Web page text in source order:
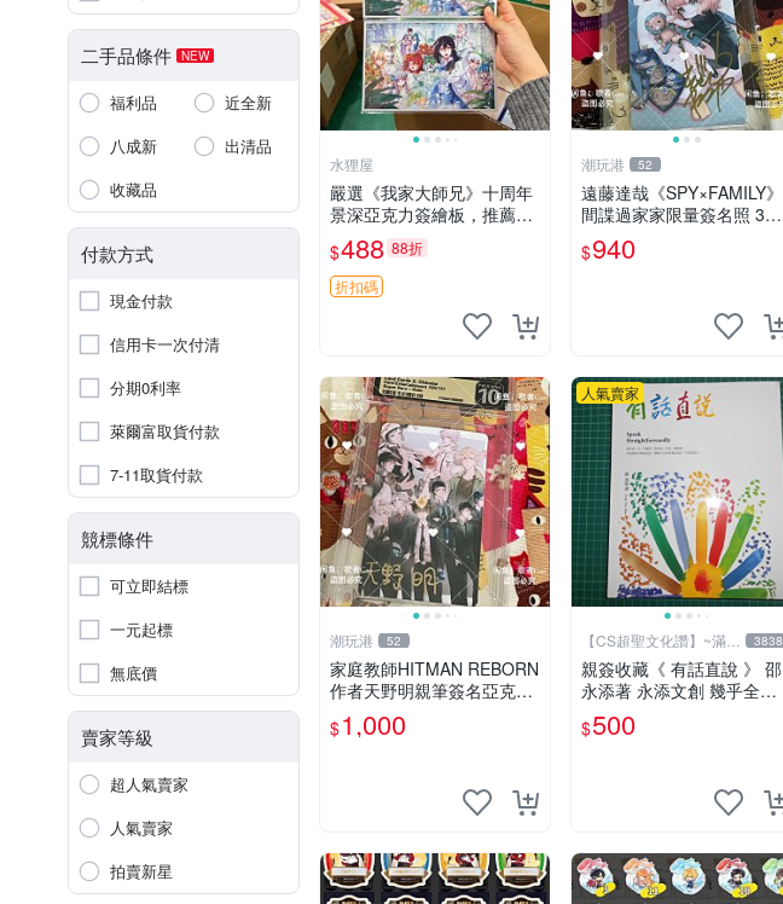
二手品條件 NEW
福利品
近全新
八成新
出清品
收藏品
付款方式
現金付款
信用卡一次付清
分期0利率
萊爾富取貨付款
7-11取貨付款
競標條件
可立即結標
一元起標
無底價
賣家等級
超人氣賣家
人氣賣家
拍賣新星
水狸屋
嚴選《我家大師兄》十周年
景深亞克力簽繪板，推薦收
藏周邊正品 景深 簽繪 板周
邊
$488 88折
折扣碼
潮玩港 52
遠藤達哉《SPY×FAMILY》
間諜過家家限量簽名照 3寸
珍藏卡磚 間諜過家家 3寸 簽
名照 SPY×FAMILY
$940
潮玩港 52
家庭教師HITMAN REBORN
作者天野明親筆簽名亞克力
照片 3寸周邊 經典收藏品 面
簽版 家庭教師 HITMAN RE
$1,000
人氣賣家
【CS超聖文化讚】~滿千
元送運
3838
親簽收藏《 有話直說 》 邵
永添著 永添文創 幾乎全新
【 CS超聖文化2讚】
$500